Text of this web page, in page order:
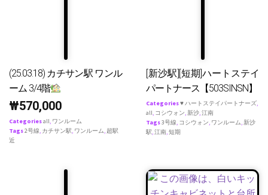
(25.03.18) カチサン駅 ワンル
ーム 3/4階
₩570,000
Categoriesall, ワンルーム
Tags2号線, カチサン駅, ワンルーム, 超駅
近
[新沙駅][短期]ハートステイ
パートナース【503SINSN】
Categories♥ ハートステイパートナーズ,
all, コシウォン,新沙,江南
Tags3号線, コシウォン, ワンルーム,新沙
駅,江南,短期